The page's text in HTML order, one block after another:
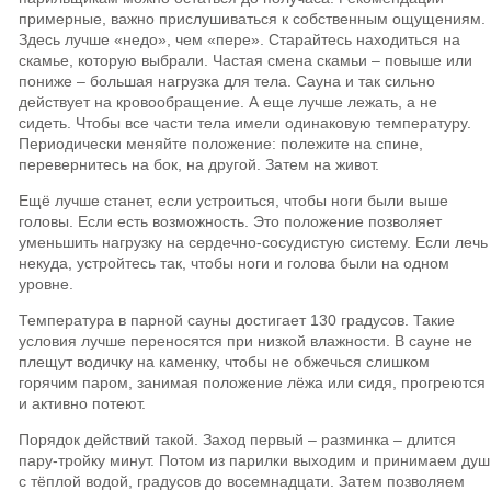
примерные, важно прислушиваться к собственным ощущениям.
Здесь лучше «недо», чем «пере». Старайтесь находиться на
скамье, которую выбрали. Частая смена скамьи – повыше или
пониже – большая нагрузка для тела. Сауна и так сильно
действует на кровообращение. А еще лучше лежать, а не
сидеть. Чтобы все части тела имели одинаковую температуру.
Периодически меняйте положение: полежите на спине,
перевернитесь на бок, на другой. Затем на живот.
Ещё лучше станет, если устроиться, чтобы ноги были выше
головы. Если есть возможность. Это положение позволяет
уменьшить нагрузку на сердечно-сосудистую систему. Если лечь
некуда, устройтесь так, чтобы ноги и голова были на одном
уровне.
Температура в парной сауны достигает 130 градусов. Такие
условия лучше переносятся при низкой влажности. В сауне не
плещут водичку на каменку, чтобы не обжечься слишком
горячим паром, занимая положение лёжа или сидя, прогреются
и активно потеют.
Порядок действий такой. Заход первый – разминка – длится
пару-тройку минут. Потом из парилки выходим и принимаем душ
с тёплой водой, градусов до восемнадцати. Затем позволяем